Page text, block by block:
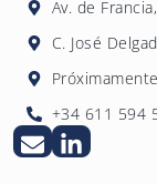
Av. de
C. José
+34 611 594